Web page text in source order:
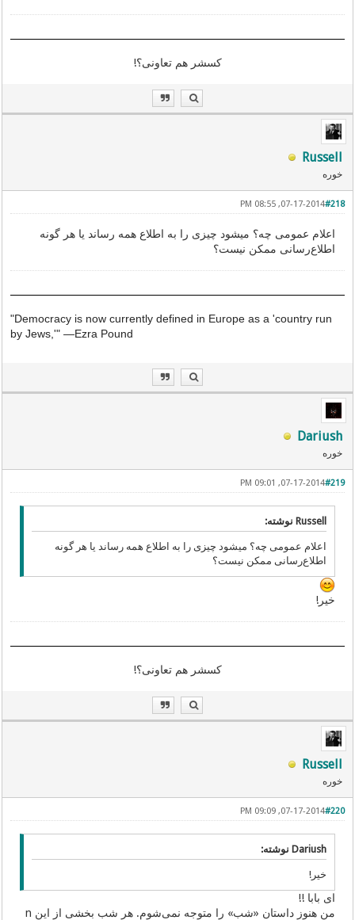
کسشر هم تعاونی؟!
Russell
خوره
#218
07-17-2014, 08:55 PM
اعلام عمومی چه؟ میشود چیزی را به اطلاع همه رساند یا هر گونه
اطلاع‌رسانی ممکن نیست؟
"Democracy is now currently defined in Europe as a 'country run
by Jews,'"—Ezra Pound
Dariush
خوره
#219
07-17-2014, 09:01 PM
Russell نوشته:
اعلام عمومی چه؟ میشود چیزی را به اطلاع همه رساند یا هر گونه
اطلاع‌رسانی ممکن نیست؟
خیر!
کسشر هم تعاونی؟!
Russell
خوره
#220
07-17-2014, 09:09 PM
Dariush نوشته:
خیر!
ای بابا !!
من هنوز داستان «شب» را متوجه نمی‌شوم. هر شب بخشی از این n